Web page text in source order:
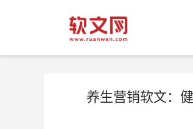
养生营销软文：